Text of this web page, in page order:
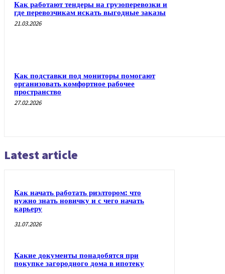
Как работают тендеры на грузоперевозки и
где перевозчикам искать выгодные заказы
21.03.2026
Как подставки под мониторы помогают
организовать комфортное рабочее
пространство
27.02.2026
Latest article
Как начать работать риэлтором: что
нужно знать новичку и с чего начать
карьеру
31.07.2026
Какие документы понадобятся при
покупке загородного дома в ипотеку